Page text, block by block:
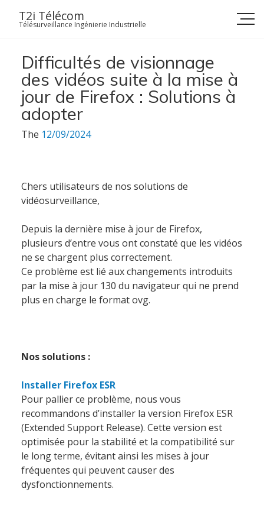
T2i Télécom
Télésurveillance Ingénierie Industrielle
Difficultés de visionnage
des vidéos suite à la mise à
jour de Firefox : Solutions à
adopter
The 12/09/2024
Chers utilisateurs de nos solutions de
vidéosurveillance,
Depuis la dernière mise à jour de Firefox,
plusieurs d’entre vous ont constaté que les vidéos
ne se chargent plus correctement.
Ce problème est lié aux changements introduits
par la mise à jour 130 du navigateur qui ne prend
plus en charge le format ovg.
Nos solutions :
Installer Firefox ESR
Pour pallier ce problème, nous vous
recommandons d’installer la version Firefox ESR
(Extended Support Release). Cette version est
optimisée pour la stabilité et la compatibilité sur
le long terme, évitant ainsi les mises à jour
fréquentes qui peuvent causer des
dysfonctionnements.